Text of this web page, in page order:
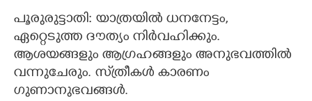
പൂരുരുട്ടാതി: യാത്രയില്‍ ധനനേട്ടം,
ഏറ്റെടുത്ത ദൗത്യം നിര്‍വഹിക്കും.
ആശയങ്ങളും ആഗ്രഹങ്ങളും അനുഭവത്തില്‍
വന്നുചേരും. സ്‌ത്രീകള്‍ കാരണം
ഗുണാനുഭവങ്ങള്‍.